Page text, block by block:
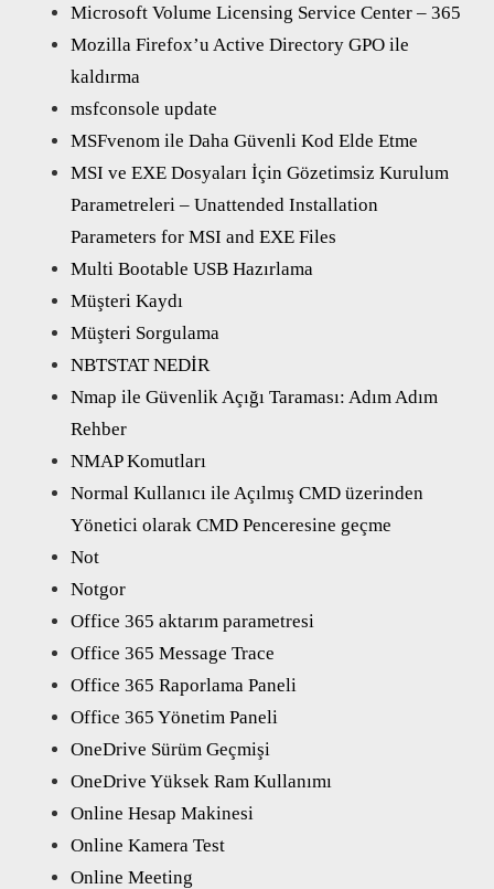
Microsoft Volume Licensing Service Center – 365
Mozilla Firefox’u Active Directory GPO ile
kaldırma
msfconsole update
MSFvenom ile Daha Güvenli Kod Elde Etme
MSI ve EXE Dosyaları İçin Gözetimsiz Kurulum
Parametreleri – Unattended Installation
Parameters for MSI and EXE Files
Multi Bootable USB Hazırlama
Müşteri Kaydı
Müşteri Sorgulama
NBTSTAT NEDİR
Nmap ile Güvenlik Açığı Taraması: Adım Adım
Rehber
NMAP Komutları
Normal Kullanıcı ile Açılmış CMD üzerinden
Yönetici olarak CMD Penceresine geçme
Not
Notgor
Office 365 aktarım parametresi
Office 365 Message Trace
Office 365 Raporlama Paneli
Office 365 Yönetim Paneli
OneDrive Sürüm Geçmişi
OneDrive Yüksek Ram Kullanımı
Online Hesap Makinesi
Online Kamera Test
Online Meeting